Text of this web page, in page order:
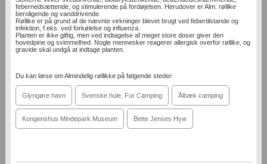
febernedsættende, og stimulerende på fordøjelsen. Herudover er Alm. røllike
beroligende og vanddrivende.
Røllike er på grund af de nævnte virkninger blevet brugt ved febertilstande og
infektion, f.eks. ved forkølelse og influenza.
Planten er ikke giftig, men ved indtagelse af meget store doser giver den
hovedpine og svimmelhed. Nogle mennesker reagerer allergisk overfor røllike, og
gravide skal undgå at indtage planten.
Du kan læse om Almindelig røllikke på følgende steder:
Glyngøre havn Svenske hule, Fur Camping Ålbæk camping
Kongenshus Mindepark Museum Bette Jenses Hyw